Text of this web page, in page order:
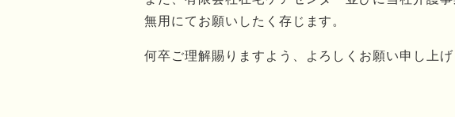
無用にてお願いしたく存じます。
何卒ご理解賜りますよう、よろしくお願い申し上げ